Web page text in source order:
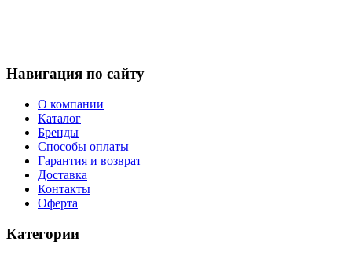
Навигация по сайту
О компании
Каталог
Бренды
Способы оплаты
Гарантия и возврат
Доставка
Контакты
Оферта
Категории